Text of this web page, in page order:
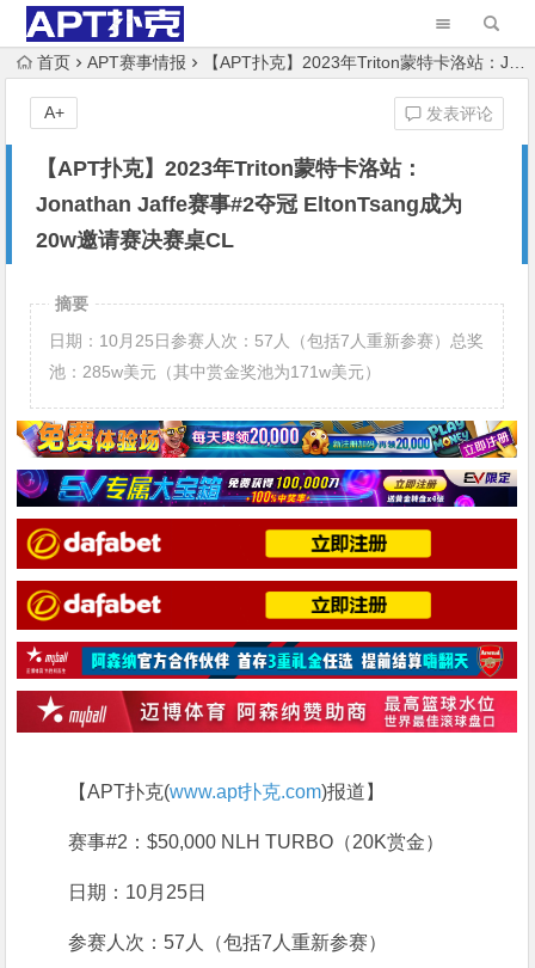
首页 APT赛事情报 【APT扑克】2023年Triton蒙特卡洛站：Jonathan Jaffe赛事#2夺冠 EltonTsang成为20w邀请赛决赛桌CL
【APT扑克】2023年Triton蒙特卡洛站：
Jonathan Jaffe赛事#2夺冠 EltonTsang成为
20w邀请赛决赛桌CL
发表评论
A+
摘要
日期：10月25日参赛人次：57人（包括7人重新参赛）总奖
池：285w美元（其中赏金奖池为171w美元）
【APT扑克(www.apt扑克.com)报道】
赛事#2：$50,000 NLH TURBO（20K赏金）
日期：10月25日
参赛人次：57人（包括7人重新参赛）